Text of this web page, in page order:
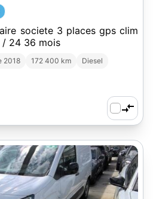
societe 3 places gps clim
/ 24 36 mois
2018 172 400 km
Diesel